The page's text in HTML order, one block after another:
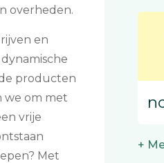
overheden.
en
producten
we om met
vrije
Met
+